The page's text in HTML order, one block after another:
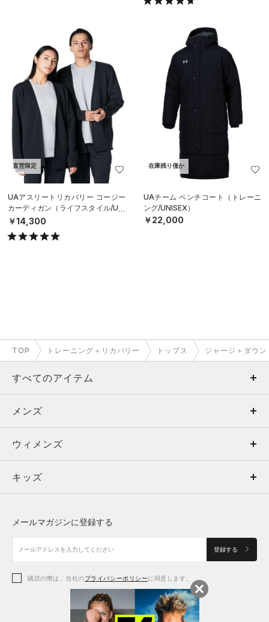
直営限定
UAアスリートリカバリー コージー
カーディガン（ライフスタイル/UNI
SEX）
￥14,300
在庫残り僅か
UAチーム ベンチコート（トレーニ
ング/UNISEX）
￥22,000
TOP トレーニング＋リカバリー トップス ジャージ＋ダウ
すべてのアイテム
メンズ
ウィメンズ
キッズ
アクセサリー
メンズ
トップス
ボトムス
アクセサリー
ウィメンズ
トップス
シューズ
アクセサリー
キッズ
シューズ
メールマガジンに登録する
登録する
購読の際は、当社のプライバシーポリシーに同意します。